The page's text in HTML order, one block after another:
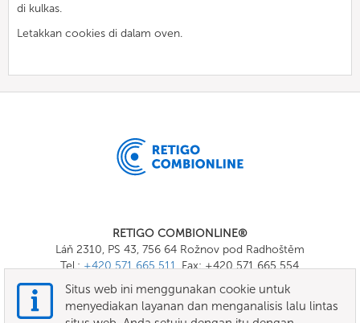
di kulkas.
Letakkan cookies di dalam oven.
RETIGO COMBIONLINE®
Láň 2310, PS 43, 756 64 Rožnov pod Radhoštěm
Tel.:+420 571 665 511, Fax: +420 571 665 554
E-mail:
info@combionline.com
Situs web ini menggunakan cookie untuk
menyediakan layanan dan menganalisis lalu lintas